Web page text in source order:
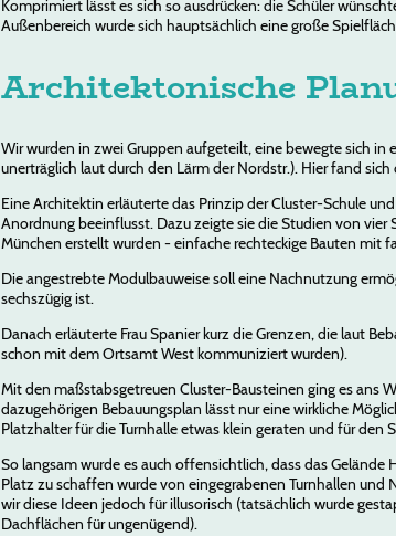
Komprimiert lässt es sich so ausdrücken: die Schüler
Außenbereich wurde sich hauptsächlich eine große
Architektonische
Wir wurden in zwei Gruppen aufgeteilt, eine bewegte sich in
unerträglich laut durch den Lärm der Nordstr.). Hier fand
Eine Architektin erläuterte das Prinzip der Cluster-Schule
Anordnung beeinflusst. Dazu zeigte sie die Studien von
München erstellt wurden - einfache rechteckige Bauten mit
Die angestrebte Modulbauweise soll eine Nachnutzung
sechszügig ist.
Danach erläuterte Frau Spanier kurz die Grenzen, die laut
schon mit dem Ortsamt West kommuniziert wurden).
Mit den maßstabsgetreuen Cluster-Bausteinen ging es ans
dazugehörigen Bebauungsplan lässt nur eine wirkliche
Platzhalter für die Turnhalle etwas klein geraten und für den
So langsam wurde es auch offensichtlich, dass das
Platz zu schaffen wurde von eingegrabenen Turnhallen
wir diese Ideen jedoch für illusorisch (tatsächlich wurde
Dachflächen für ungenügend).